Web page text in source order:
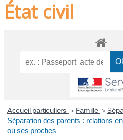
État civil
Accueil particuliers > Famille >
Séparation des parents : relations
ou ses proches